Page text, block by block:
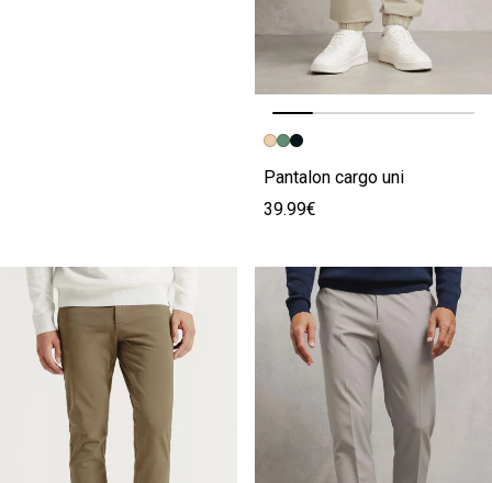
Image précédente
Image suivante
Pantalon cargo uni
39.99€